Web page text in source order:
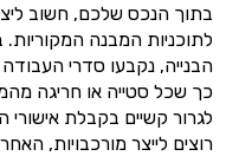
בתוך הנכס שלכם, חשוב
לתוכניות המבנה
הבנייה, נקבעו סדרי
כך שכל סטייה או חריגה
לגרור קשיים בקבלת
רוצים לייצר מורכבויות,